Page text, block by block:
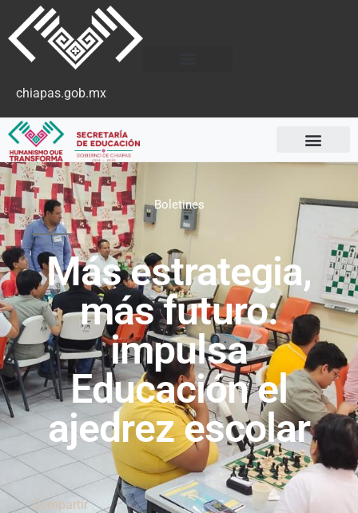
chiapas.gob.mx
Boletines
Más estrategia,
más futuro:
impulsa
Educación el
ajedrez escolar
Compartir